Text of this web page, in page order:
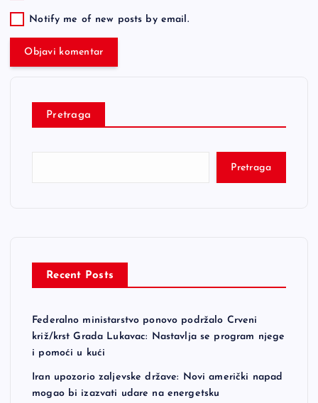
Notify me of new posts by email.
Pretraga
Pretraga
Recent Posts
Federalno ministarstvo ponovo podržalo Crveni
križ/krst Grada Lukavac: Nastavlja se program njege
i pomoći u kući
Iran upozorio zaljevske države: Novi američki napad
mogao bi izazvati udare na energetsku